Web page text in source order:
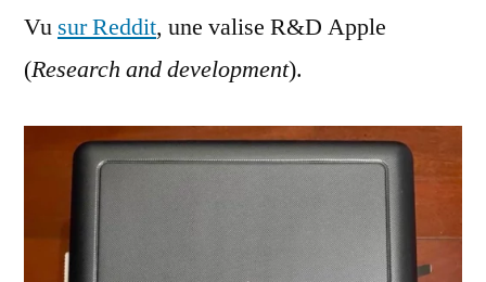
Vu sur Reddit, une valise R&D Apple
(Research and development).